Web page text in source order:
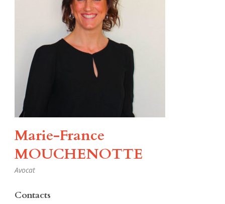
Marie-France
MOUCHENOTTE
Avocat
Contacts